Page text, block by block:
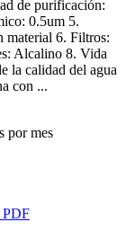
de purificación:
0.5um 5.
material 6. Filtros:
Alcalino 8. Vida
la calidad del agua
con ...
por mes
PDF